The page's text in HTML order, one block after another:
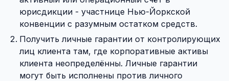
юрисдикции - участнице Нью-Йоркской
конвенции с разумным остатком средств.
Получить личные гарантии от контролирующих
лиц клиента там, где корпоративные активы
клиента неопределённы. Личные гарантии
могут быть исполнены против личного